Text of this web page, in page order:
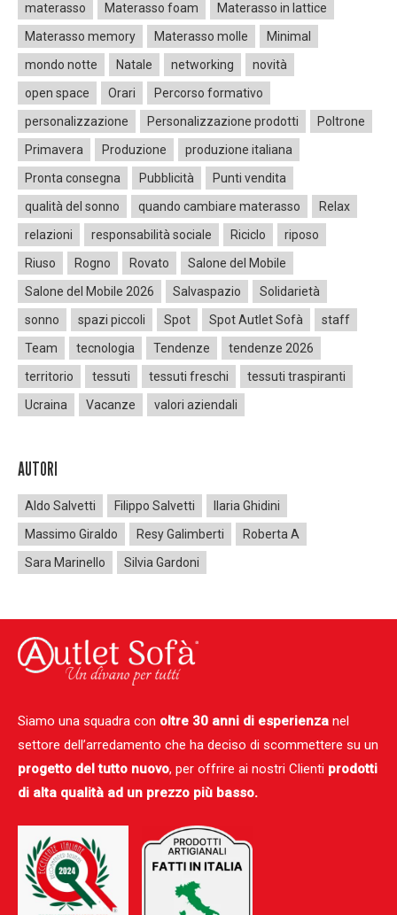
materasso Materasso foam
Materasso in lattice
Materasso memory
Materasso molle
Minimal
mondo notte
Natale networking
novità
open space
Orari
Percorso formativo
personalizzazione
Personalizzazione prodotti
Poltrone
Primavera
Produzione
produzione italiana
Pronta consegna
Pubblicità
Punti vendita
qualità del sonno
quando cambiare materasso
Relax
relazioni
responsabilità sociale Riciclo
riposo
Riuso
Rogno Rovato
Salone del Mobile
Salone del Mobile 2026
Salvaspazio
Solidarietà
sonno
spazi piccoli Spot Spot Autlet Sofà
staff
Team
tecnologia Tendenze
tendenze 2026
territorio
tessuti tessuti freschi
tessuti traspiranti
Ucraina
Vacanze valori aziendali
AUTORI
Aldo Salvetti Filippo Salvetti
Ilaria Ghidini
Massimo Giraldo
Resy Galimberti
Roberta A
Sara Marinello
Silvia Gardoni
Siamo una squadra con oltre 30 anni di esperienza nel
settore dell’arredamento che ha deciso di scommettere su un
progetto del tutto nuovo, per offrire ai nostri Clienti prodotti
di alta qualità ad un prezzo più basso.